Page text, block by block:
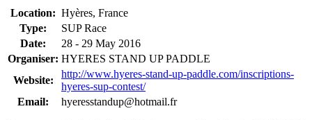
Location: Hyères, France
Type:
SUP Race
Date:
28 - 29 May 2016
Organiser: HYERES STAND UP PADDLE
Website:
http://www.hyeres-stand-up-paddle.com/inscriptions-
hyeres-sup-contest/
Email:
hyeresstandup@hotmail.fr